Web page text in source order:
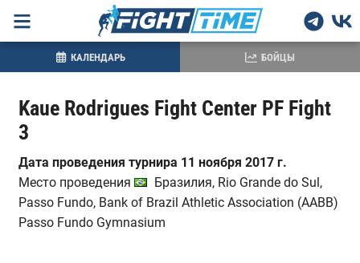
Kaue Rodrigues Fight Center PF Fight
3
Дата проведения турнира 11 ноября 2017 г.
Место проведения
Бразилия, Rio Grande do Sul,
Passo Fundo, Bank of Brazil Athletic Association (AABB)
Passo Fundo Gymnasium
КАЛЕНДАРЬ БОЙЦЫ